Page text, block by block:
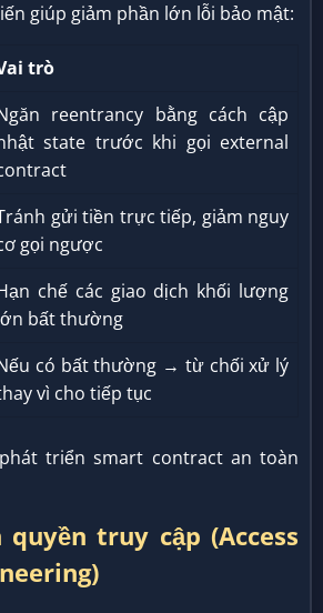
giúp giảm phần lớn lỗi bảo mật:
trò
reentrancy bằng cách cập
state trước khi gọi external
gửi tiền trực tiếp, giảm nguy
gọi ngược
chế các giao dịch khối lượng
bất thường
có bất thường → từ chối xử lý
vì cho tiếp tục
triển smart contract an toàn
truy cập (Access